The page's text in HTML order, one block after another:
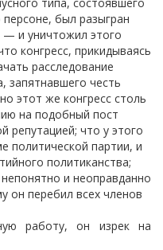
был разыгран
— и уничтожил этого
конгресс, прикидываясь
расследование
запятнавшего честь
этот же конгресс столь
на подобный пост
репутацией; что у этого
политической партии, и
политиканства;
и неоправданно
он перебил всех членов
работу, он изрек на